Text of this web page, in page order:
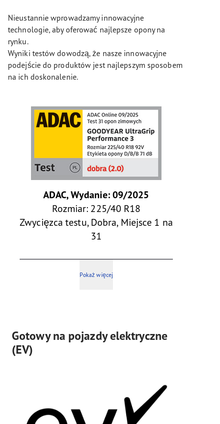
Nieustannie wprowadzamy innowacyjne
technologie, aby oferować najlepsze opony na
rynku.
Wyniki testów dowodzą, że nasze innowacyjne
podejście do produktów jest najlepszym sposobem
na ich doskonalenie.
ADAC, Wydanie: 09/2025
Rozmiar: 225/40 R18
Zwycięzca testu, Dobra, Miejsce 1 na
31
Pokaż więcej
Gotowy na pojazdy elektryczne
(EV)